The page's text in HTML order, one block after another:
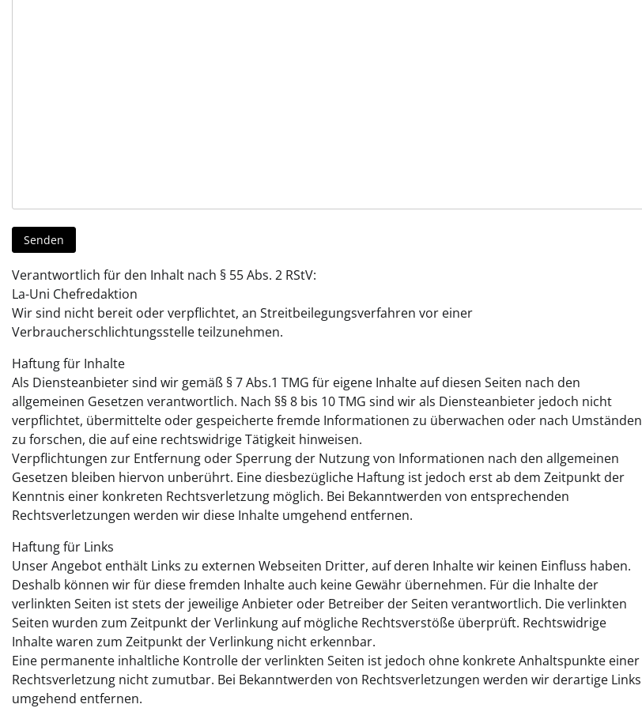
Senden
Verantwortlich für den Inhalt nach § 55 Abs. 2 RStV:
La-Uni Chefredaktion
Wir sind nicht bereit oder verpflichtet, an Streitbeilegungsverfahren vor einer
Verbraucherschlichtungsstelle teilzunehmen.
Haftung für Inhalte
Als Diensteanbieter sind wir gemäß § 7 Abs.1 TMG für eigene Inhalte auf diesen Seiten nach den
allgemeinen Gesetzen verantwortlich. Nach §§ 8 bis 10 TMG sind wir als Diensteanbieter jedoch nicht
verpflichtet, übermittelte oder gespeicherte fremde Informationen zu überwachen oder nach Umständen
zu forschen, die auf eine rechtswidrige Tätigkeit hinweisen.
Verpflichtungen zur Entfernung oder Sperrung der Nutzung von Informationen nach den allgemeinen
Gesetzen bleiben hiervon unberührt. Eine diesbezügliche Haftung ist jedoch erst ab dem Zeitpunkt der
Kenntnis einer konkreten Rechtsverletzung möglich. Bei Bekanntwerden von entsprechenden
Rechtsverletzungen werden wir diese Inhalte umgehend entfernen.
Haftung für Links
Unser Angebot enthält Links zu externen Webseiten Dritter, auf deren Inhalte wir keinen Einfluss haben.
Deshalb können wir für diese fremden Inhalte auch keine Gewähr übernehmen. Für die Inhalte der
verlinkten Seiten ist stets der jeweilige Anbieter oder Betreiber der Seiten verantwortlich. Die verlinkten
Seiten wurden zum Zeitpunkt der Verlinkung auf mögliche Rechtsverstöße überprüft. Rechtswidrige
Inhalte waren zum Zeitpunkt der Verlinkung nicht erkennbar.
Eine permanente inhaltliche Kontrolle der verlinkten Seiten ist jedoch ohne konkrete Anhaltspunkte einer
Rechtsverletzung nicht zumutbar. Bei Bekanntwerden von Rechtsverletzungen werden wir derartige Links
umgehend entfernen.